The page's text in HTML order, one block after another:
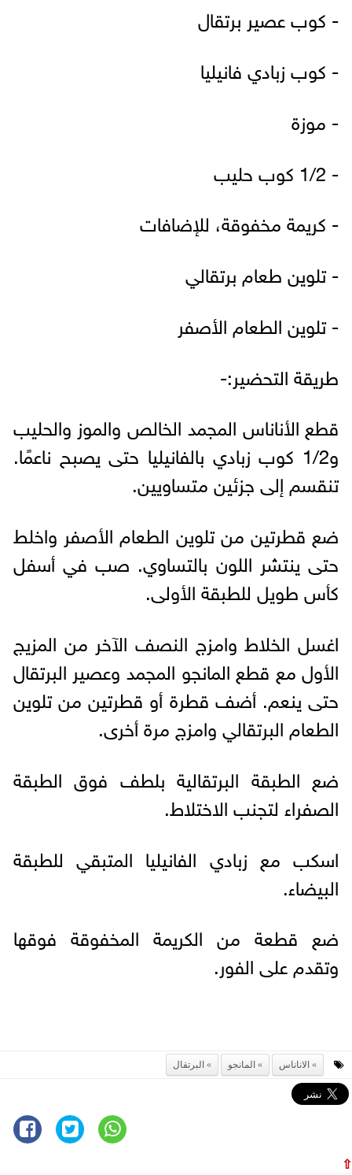
- كوب عصير برتقال
- كوب زبادي فانيليا
- موزة
- 1/2 كوب حليب
- كريمة مخفوقة، للإضافات
- تلوين طعام برتقالي
- تلوين الطعام الأصفر
طريقة التحضير:-
قطع الأناناس المجمد الخالص والموز والحليب
و1/2 كوب زبادي بالفانيليا حتى يصبح ناعمًا.
تنقسم إلى جزئين متساويين.
ضع قطرتين من تلوين الطعام الأصفر واخلط
حتى ينتشر اللون بالتساوي. صب في أسفل
كأس طويل للطبقة الأولى.
اغسل الخلاط وامزج النصف الآخر من المزيج
الأول مع قطع المانجو المجمد وعصير البرتقال
حتى ينعم. أضف قطرة أو قطرتين من تلوين
الطعام البرتقالي وامزج مرة أخرى.
ضع الطبقة البرتقالية بلطف فوق الطبقة
الصفراء لتجنب الاختلاط.
اسكب مع زبادي الفانيليا المتبقي للطبقة
البيضاء.
ضع قطعة من الكريمة المخفوقة فوقها
وتقدم على الفور.
الاناناس المانجو البرتقال
⇧